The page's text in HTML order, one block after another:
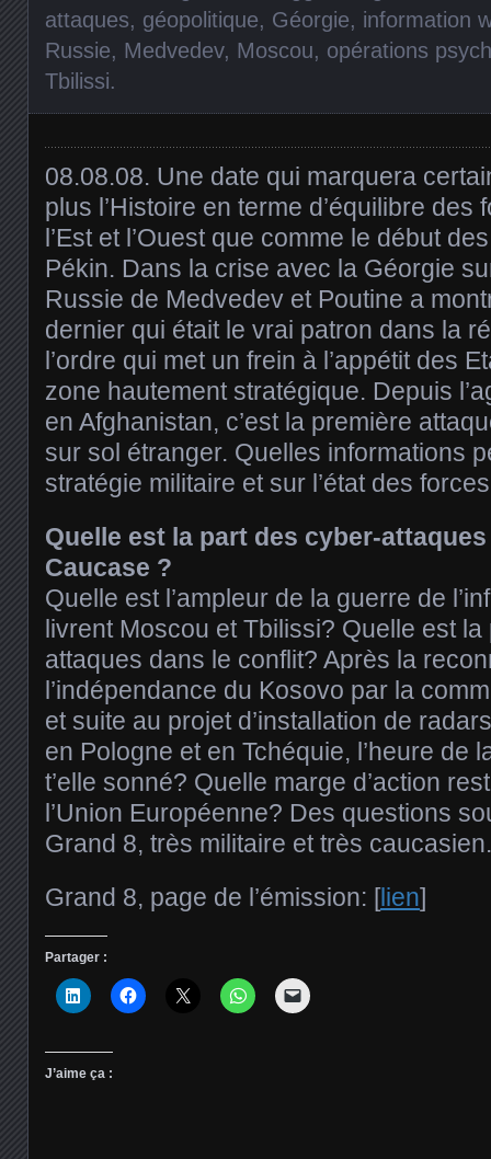
attaques, géopolitique, Géorgie, information
Russie, Medvedev, Moscou, opérations
Tbilissi.
08.08.08. Une date qui marquera
plus l’Histoire en terme d’équilibre des
l’Est et l’Ouest que comme le début
Pékin. Dans la crise avec la Géorgie
Russie de Medvedev et Poutine a
dernier qui était le vrai patron dans la
l’ordre qui met un frein à l’appétit des
zone hautement stratégique. Depuis
en Afghanistan, c’est la première
sur sol étranger. Quelles informations
stratégie militaire et sur l’état des
Quelle est la part des cyber-
Caucase ?
Quelle est l’ampleur de la guerre de
livrent Moscou et Tbilissi? Quelle est
attaques dans le conflit? Après la
l’indépendance du Kosovo par la
et suite au projet d’installation de
en Pologne et en Tchéquie, l’heure de
t’elle sonné? Quelle marge d’action
l’Union Européenne? Des questions
Grand 8, très militaire et très caucasien.
Grand 8, page de l’émission: [lien]
Partager :
J’aime ça :